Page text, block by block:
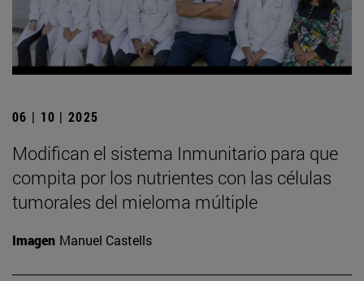
06 | 10 | 2025
Modifican el sistema Inmunitario para que
compita por los nutrientes con las células
tumorales del mieloma múltiple
Imagen Manuel Castells